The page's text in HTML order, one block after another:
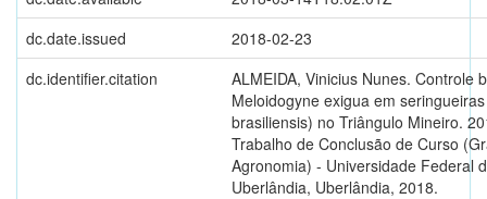
dc.date.issued
2018-02-23
dc.identifier.citation
ALMEIDA, Vinicius Nunes. Controle
Meloidogyne exigua em
brasiliensis) no Triângulo Mineiro.
Trabalho de Conclusão de Curso
Agronomia) - Universidade Federal
Uberlândia, Uberlândia, 2018.